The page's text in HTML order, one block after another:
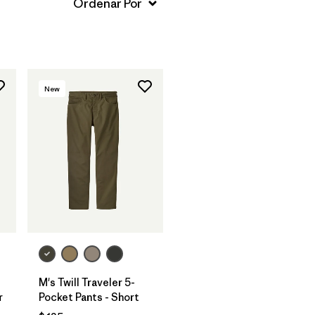
New
M's Twill Traveler 5-
Pocket Pants - Short